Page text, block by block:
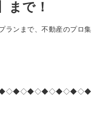
まで！
ランまで、不動産のプロ集